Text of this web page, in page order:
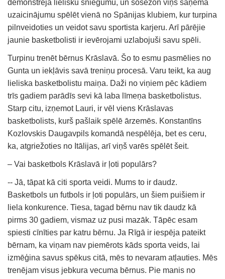
demonstrēja lielisku sniegumu, un šosezon viņš saņēma
uzaicinājumu spēlēt vienā no Spānijas klubiem, kur turpina
pilnveidoties un veidot savu sportista karjeru. Arī pārējie
jaunie basketbolisti ir ievērojami uzlabojuši savu spēli.
Turpinu trenēt bērnus Krāslavā. Šo to esmu pasmēlies no
Gunta un iekļāvis savā treniņu procesā. Varu teikt, ka aug
lieliska basketbolistu maiņa. Daži no viņiem pēc kādiem
trīs gadiem parādīs sevi kā laba līmeņa basketbolistus.
Starp citu, izņemot Lauri, ir vēl viens Krāslavas
basketbolists, kurš pašlaik spēlē ārzemēs. Konstantīns
Kozlovskis Daugavpils komandā nespēlēja, bet es ceru,
ka, atgriežoties no Itālijas, arī viņš varēs spēlēt šeit.
– Vai basketbols Krāslavā ir ļoti populārs?
-- Jā, tāpat kā citi sporta veidi. Mums to ir daudz.
Basketbols un futbols ir ļoti populārs, un šiem puišiem ir
liela konkurence. Tiesa, tagad bērnu nav tik daudz kā
pirms 30 gadiem, vismaz uz pusi mazāk. Tāpēc esam
spiesti cīnīties par katru bērnu. Ja Rīgā ir iespēja pateikt
bērnam, ka viņam nav piemērots kāds sporta veids, lai
izmēģina savus spēkus citā, mēs to nevaram atļauties. Mēs
trenējam visus jebkura vecuma bērnus. Pie manis no